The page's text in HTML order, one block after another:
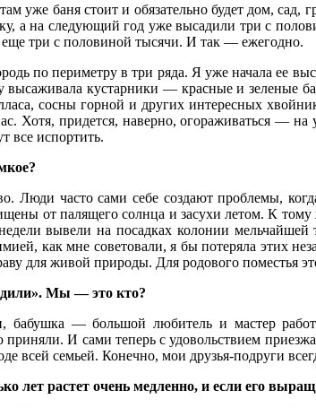
уже баня стоит и обязательно будет дом,
а на следующий год уже высадили три с
три с половиной тысячи. И так — ежегодно.
по периметру в три ряда. Я уже начала ее
кустарники — красные и зеленые
сосны горной и других интересных
Хотя, придется, наверно, огораживаться —
все испортить.
Люди часто сами себе создают проблемы,
от палящего солнца и засухи летом. К
вывели на посадках колонии
как мне советовали, я бы потеряла этих
для живой природы. Для родового поместья
Мы — это кто?
— большой любитель и мастер
И сами теперь с удовольствием
всей семьей. Конечно, мои друзья-подруги
лет растет очень медленно, и если его